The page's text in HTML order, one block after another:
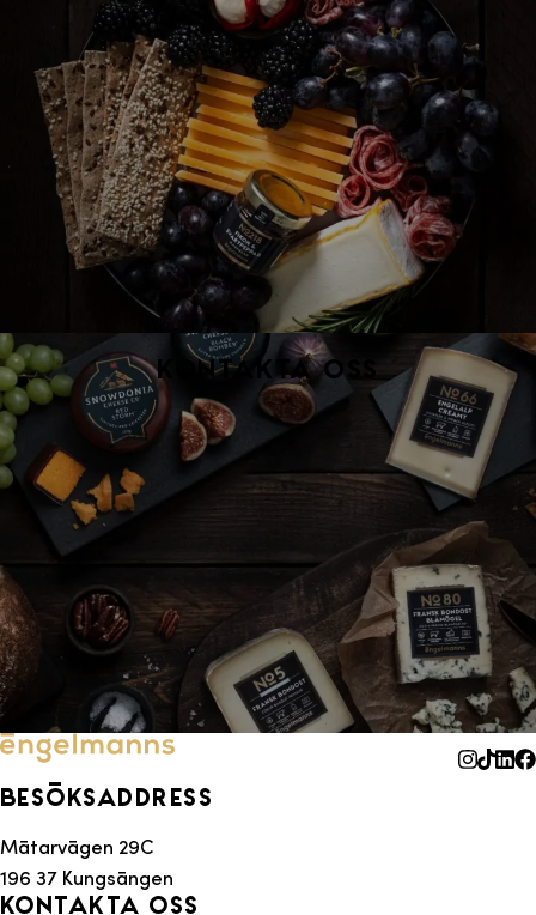
Kontakta oss
Besöksaddress
Mätarvägen 29C
196 37 Kungsängen
Kontakta oss